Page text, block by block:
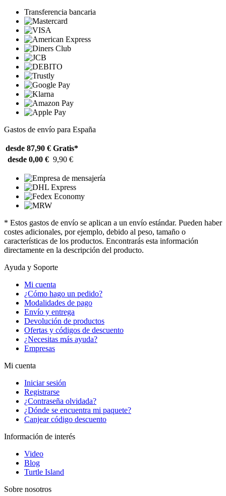
Transferencia bancaria
Gastos de envío para España
desde 87,90 € Gratis*
desde 0,00 € 9,90 €
* Estos gastos de envío se aplican a un envío estándar. Pueden haber
costes adicionales, por ejemplo, debido al peso, tamaño o
características de los productos. Encontrarás esta información
directamente en la descripción del producto.
Ayuda y Soporte
Mi cuenta
¿Cómo hago un pedido?
Modalidades de pago
Envío y entrega
Devolución de productos
Ofertas y códigos de descuento
¿Necesitas más ayuda?
Empresas
Mi cuenta
Iniciar sesión
Registrarse
¿Contraseña olvidada?
¿Dónde se encuentra mi paquete?
Canjear código descuento
Información de interés
Video
Blog
Turtle Island
Sobre nosotros